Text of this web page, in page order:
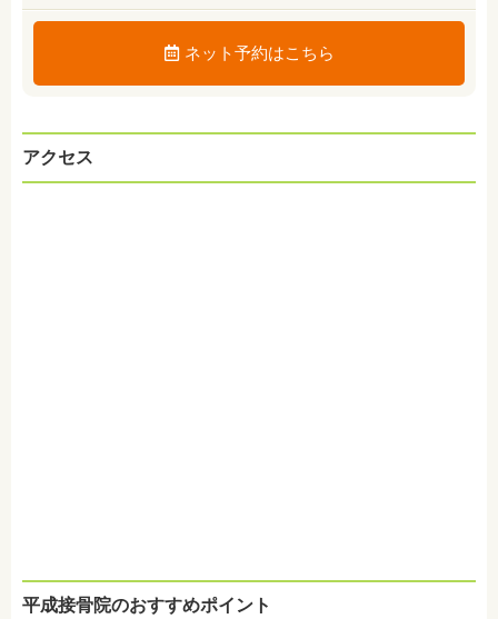
ネット予約はこちら
アクセス
平成接骨院のおすすめポイント